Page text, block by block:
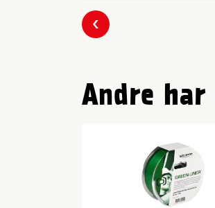
Forrige
Andre har